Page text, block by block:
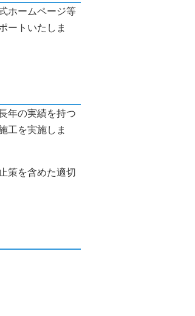
ホームページ等
ートいたしま
年の実績を持つ
工を実施しま
策を含めた適切